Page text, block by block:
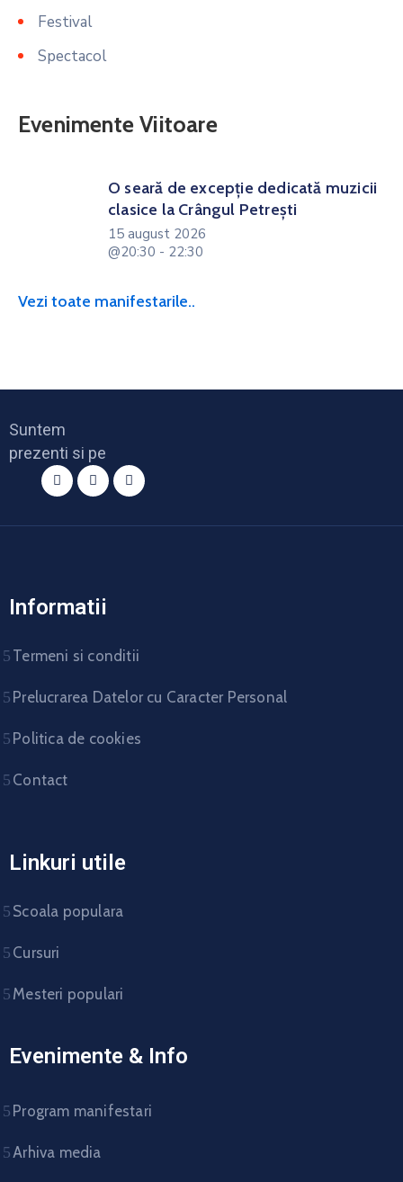
Festival
Spectacol
Evenimente Viitoare
O seară de excepție dedicată muzicii
clasice la Crângul Petrești
15 august 2026
@20:30 - 22:30
Vezi toate manifestarile..
Suntem
prezenti si pe
Informatii
Termeni si conditii
Prelucrarea Datelor cu Caracter Personal
Politica de cookies
Contact
Linkuri utile
Scoala populara
Cursuri
Mesteri populari
Evenimente & Info
Program manifestari
Arhiva media